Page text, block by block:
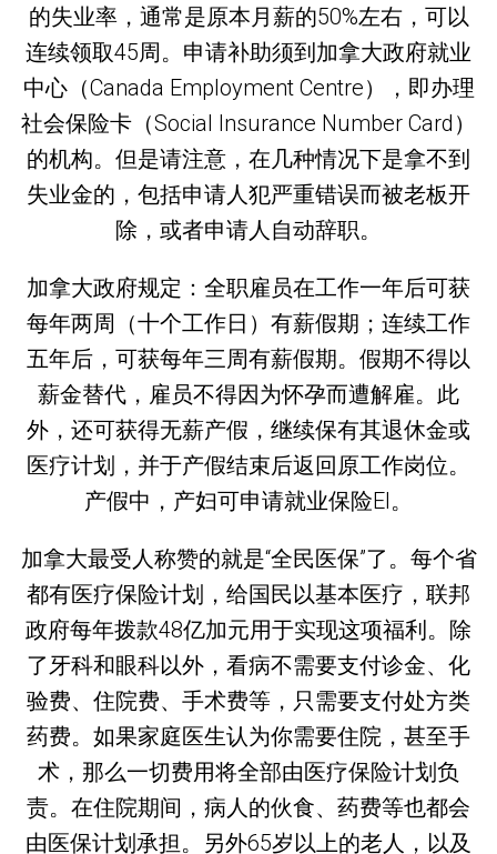
的失业率，通常是原本月薪的50%左右，可以
连续领取45周。申请补助须到加拿大政府就业
中心（Canada Employment Centre），即办理
社会保险卡（Social Insurance Number Card）
的机构。但是请注意，在几种情况下是拿不到
失业金的，包括申请人犯严重错误而被老板开
除，或者申请人自动辞职。
加拿大政府规定：全职雇员在工作一年后可获
每年两周（十个工作日）有薪假期；连续工作
五年后，可获每年三周有薪假期。假期不得以
薪金替代，雇员不得因为怀孕而遭解雇。此
外，还可获得无薪产假，继续保有其退休金或
医疗计划，并于产假结束后返回原工作岗位。
产假中，产妇可申请就业保险EI。
加拿大最受人称赞的就是“全民医保”了。每个省
都有医疗保险计划，给国民以基本医疗，联邦
政府每年拨款48亿加元用于实现这项福利。除
了牙科和眼科以外，看病不需要支付诊金、化
验费、住院费、手术费等，只需要支付处方类
药费。如果家庭医生认为你需要住院，甚至手
术，那么一切费用将全部由医疗保险计划负
责。在住院期间，病人的伙食、药费等也都会
由医保计划承担。另外65岁以上的老人，以及